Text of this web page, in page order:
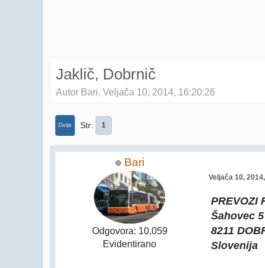
Jaklič, Dobrnič
Autor Bari, Veljača 10, 2014, 16:20:26
Dolje Str 1
Bari
Odgovora: 10,059
Evidentirano
Veljača 10,
PREVOZI
Šahovec 5
8211
Slovenija